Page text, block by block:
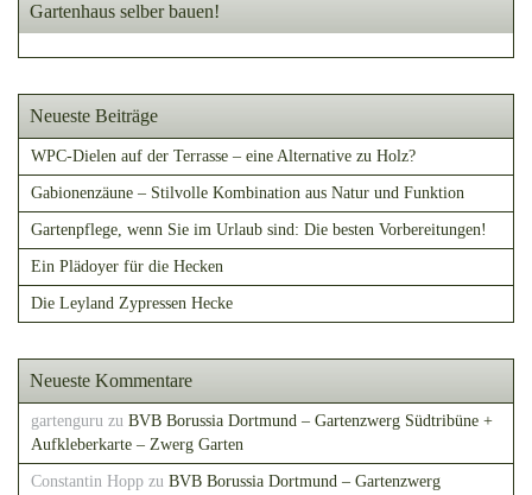
Gartenhaus selber bauen!
Neueste Beiträge
WPC-Dielen auf der Terrasse – eine Alternative zu Holz?
Gabionenzäune – Stilvolle Kombination aus Natur und Funktion
Gartenpflege, wenn Sie im Urlaub sind: Die besten Vorbereitungen!
Ein Plädoyer für die Hecken
Die Leyland Zypressen Hecke
Neueste Kommentare
gartenguru zu BVB Borussia Dortmund – Gartenzwerg Südtribüne +
Aufkleberkarte – Zwerg Garten
Constantin Hopp zu BVB Borussia Dortmund – Gartenzwerg